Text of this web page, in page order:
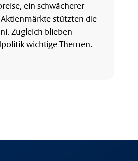
ein schwächerer
stützten die
Zugleich blieben
wichtige Themen.